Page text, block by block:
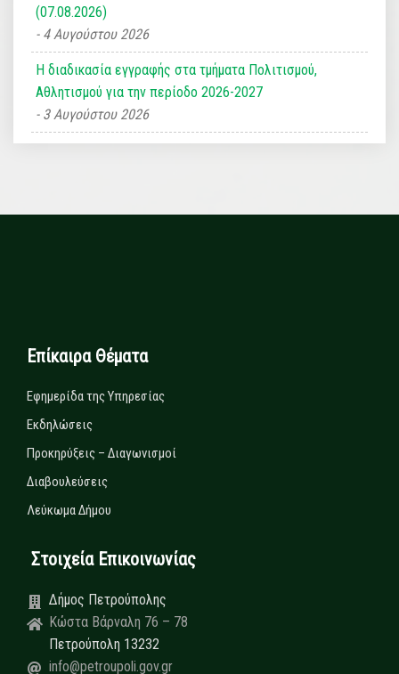
(07.08.2026)
4 Αυγούστου 2026
Η διαδικασία εγγραφής στα τμήματα Πολιτισμού,
Αθλητισμού για την περίοδο 2026-2027
3 Αυγούστου 2026
Επίκαιρα Θέματα
Εφημερίδα της Υπηρεσίας
Εκδηλώσεις
Προκηρύξεις – Διαγωνισμοί
Διαβουλεύσεις
Λεύκωμα Δήμου
Στοιχεία Επικοινωνίας
Δήμος Πετρούπολης
Κώστα Βάρναλη 76 – 78
Πετρούπολη 13232
info@petroupoli.gov.gr